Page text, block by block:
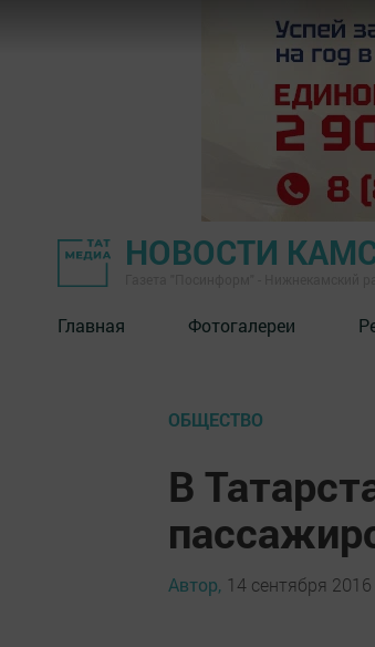
НОВОСТИ
Главная Фотогалереи
ОБЩЕСТВО
В
Автор, 14 сентября